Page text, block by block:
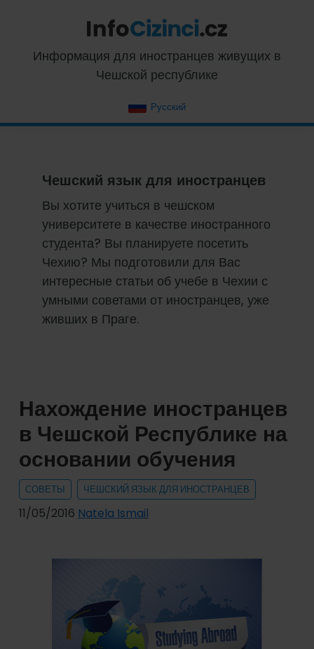
primary
navigation
content
primary
sidebar
footerInfoCizinci.cz
Информация для иностранцев живущих в
Чешской республике
Русский
Чешский язык для иностранцев
Вы хотите учиться в чешском
университете в качестве иностранного
студента? Вы планируете посетить
Чехию? Мы подготовили для Вас
интересные статьи об учебе в Чехии с
умными советами от иностранцев, уже
живших в Праге.
Нахождение иностранцев
в Чешской Республике на
основании обучения
СОВЕТЫ ЧЕШСКИЙ ЯЗЫК ДЛЯ ИНОСТРАНЦЕВ
11/05/2016 Natela Ismail